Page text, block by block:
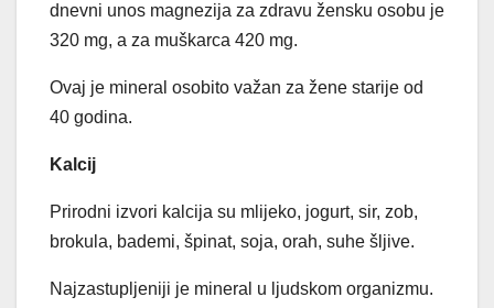
dnevni unos magnezija za zdravu žensku osobu je
320 mg, a za muškarca 420 mg.
Ovaj je mineral osobito važan za žene starije od
40 godina.
Kalcij
Prirodni izvori kalcija su mlijeko, jogurt, sir, zob,
brokula, bademi, špinat, soja, orah, suhe šljive.
Najzastupljeniji je mineral u ljudskom organizmu.